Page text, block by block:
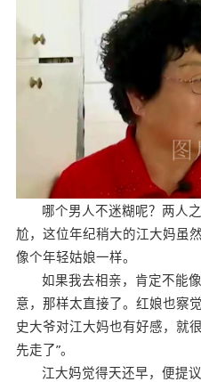
哪个男人不迷糊呢？两人
尬，这位年纪稍大的江大妈虽
像个年轻姑娘一样。
如果我去相亲，肯定不能
意，那样太直接了。红娘也察
史大爷对江大妈也有好感，就
先走了”。
江大妈觉得天还早，便提